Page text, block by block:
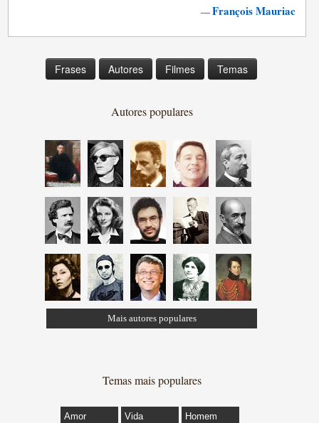
—François Mauriac
Frases Autores Filmes Temas
Autores populares
Mais autores populares
Temas mais populares
Amor Vida Homem